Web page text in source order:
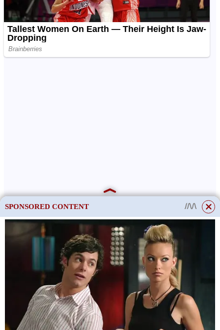
SPONSORED CONTENT